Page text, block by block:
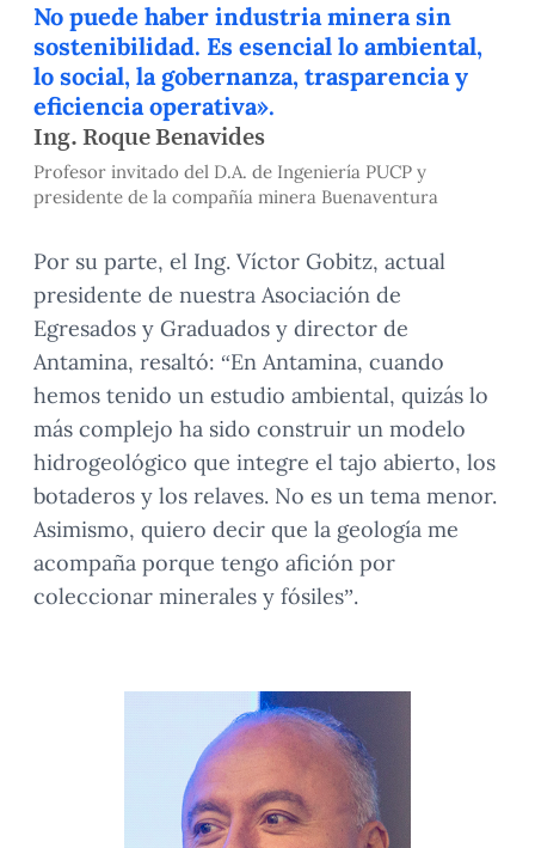
No puede haber industria minera sin
sostenibilidad. Es esencial lo ambiental,
lo social, la gobernanza, trasparencia y
eficiencia operativa».
Ing. Roque Benavides
Profesor invitado del D.A. de Ingeniería PUCP y
presidente de la compañía minera Buenaventura
Por su parte, el Ing. Víctor Gobitz, actual
presidente de nuestra Asociación de
Egresados y Graduados y director de
Antamina, resaltó: “En Antamina, cuando
hemos tenido un estudio ambiental, quizás lo
más complejo ha sido construir un modelo
hidrogeológico que integre el tajo abierto, los
botaderos y los relaves. No es un tema menor.
Asimismo, quiero decir que la geología me
acompaña porque tengo afición por
coleccionar minerales y fósiles”.